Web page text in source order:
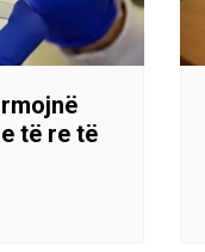
të re të